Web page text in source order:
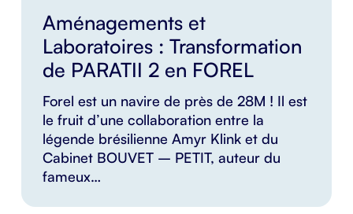
Aménagements et
Laboratoires : Transformation
de PARATII 2 en FOREL
Forel est un navire de près de 28M ! Il est
le fruit d’une collaboration entre la
légende brésilienne Amyr Klink et du
Cabinet BOUVET – PETIT, auteur du
fameux…